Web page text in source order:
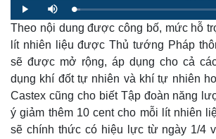
P
l
a
y
M
u
t
e
L
o
a
d
e
d
3
8
Theo nội dung được công bố, mức hỗ
lít nhiên liệu được Thủ tướng Pháp
sẽ được mở rộng, áp dụng cho cả
dụng khí đốt tự nhiên và khí tự nhiên
Castex cũng cho biết Tập đoàn năng
ý giảm thêm 10 cent cho mỗi lít nhiên
sẽ chính thức có hiệu lực từ ngày 1/4